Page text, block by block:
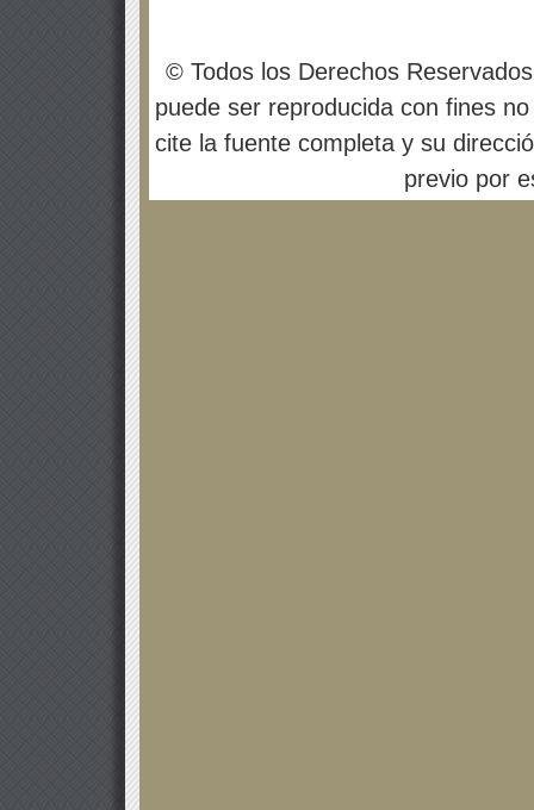
© Todos los Derechos
puede ser reproducida con fines
cite la fuente completa y su
previo por